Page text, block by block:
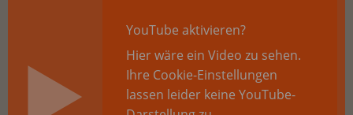
YouTube aktivieren?
Hier wäre ein Video zu sehen.
Ihre Cookie-Einstellungen
lassen leider keine YouTube-